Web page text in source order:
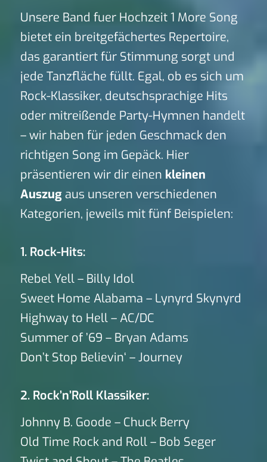
Unsere Band fuer Hochzeit 1 More Song
bietet ein breitgefächertes Repertoire,
das garantiert für Stimmung sorgt und
jede Tanzfläche füllt. Egal, ob es sich um
Rock-Klassiker, deutschsprachige Hits
oder mitreißende Party-Hymnen handelt
– wir haben für jeden Geschmack den
richtigen Song im Gepäck. Hier
präsentieren wir dir einen kleinen
Auszugaus unseren verschiedenen
Kategorien, jeweils mit fünf Beispielen:
1. Rock-Hits:
Rebel Yell – Billy Idol
Sweet Home Alabama – Lynyrd Skynyrd
Highway to Hell – AC/DC
Summer of ’69 – Bryan Adams
Don’t Stop Believin‘ – Journey
2. Rock’n’Roll Klassiker:
Johnny B. Goode – Chuck Berry
Old Time Rock and Roll – Bob Seger